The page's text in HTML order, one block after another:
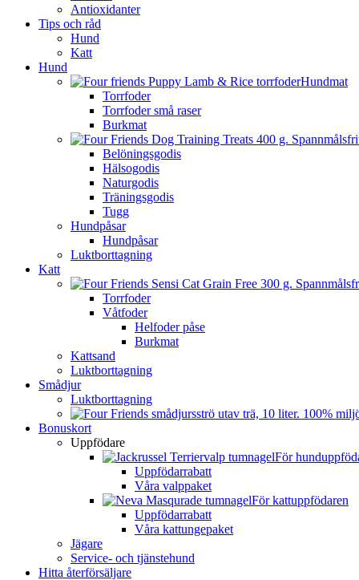
Antioxidanter
Tips och råd
Hund
Katt
Hund
Hundmat
Torrfoder
Torrfoder små raser
Burkmat
Belöningsgodis
Hälsogodis
Naturgodis
Träningsgodis
Tugg
Hundpåsar
Hundpåsar
Luktborttagning
Katt
Torrfoder
Våtfoder
Helfoder påse
Burkmat
Kattsand
Luktborttagning
Smådjur
Luktborttagning
Bonuskort
Uppfödare
För
Uppfödarrabatt
Våra valppaket
För kattuppfödaren
Uppfödarrabatt
Våra kattungepaket
Jägare
Service- och tjänstehund
Hitta återförsäljare